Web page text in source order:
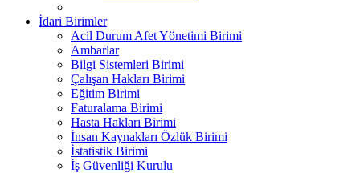
İdari Birimler
Acil Durum Afet Yönetimi Birimi
Ambarlar
Bilgi Sistemleri Birimi
Çalışan Hakları Birimi
Eğitim Birimi
Faturalama Birimi
Hasta Hakları Birimi
İnsan Kaynakları Özlük Birimi
İstatistik Birimi
İş Güvenliği Kurulu